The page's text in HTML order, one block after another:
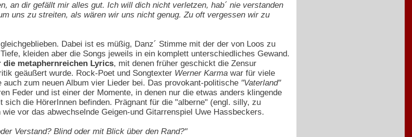
an dir gefällt mir alles gut. Ich will dich nicht verletzen, hab´ nie verstanden
uns zu streiten, als wären wir uns nicht genug. Zu oft vergessen wir zu
Dabei ist es müßig, Danz´ Stimme mit der der von Loos zu
kleiden aber die Songs jeweils in ein komplett unterschiedliches Gewand.
metaphernreichen Lyrics, mit denen früher geschickt die Zensur
geäußert wurde. Rock-Poet und Songtexter Werner Karma war für viele
zum neuen Album vier Lieder bei. Das provokant-politische "Vaterland"
Feder und ist einer der Momente, in denen nur die etwas anders klingende
sich die HörerInnen befinden. Prägnant für die "alberne" (engl. silly, zu
vor das abwechselnde Geigen-und Gitarrenspiel Uwe Hassbeckers.
Verstand? Blind oder mit Blick über den Rand?"